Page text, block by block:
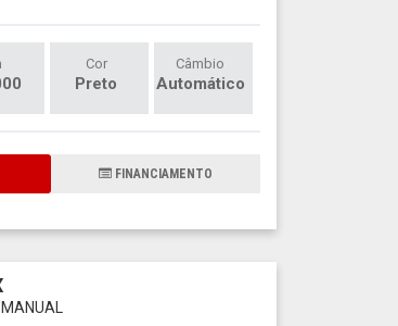
Cor
Preto
Câmbio
Automático
FINANCIAMENTO